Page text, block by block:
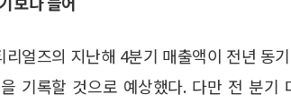
얼즈의 지난해 4분기 매출액이 전년 동
기록할 것으로 예상했다. 다만 전 분기